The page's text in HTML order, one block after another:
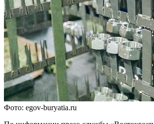
Фото: egov-buryatia.ru